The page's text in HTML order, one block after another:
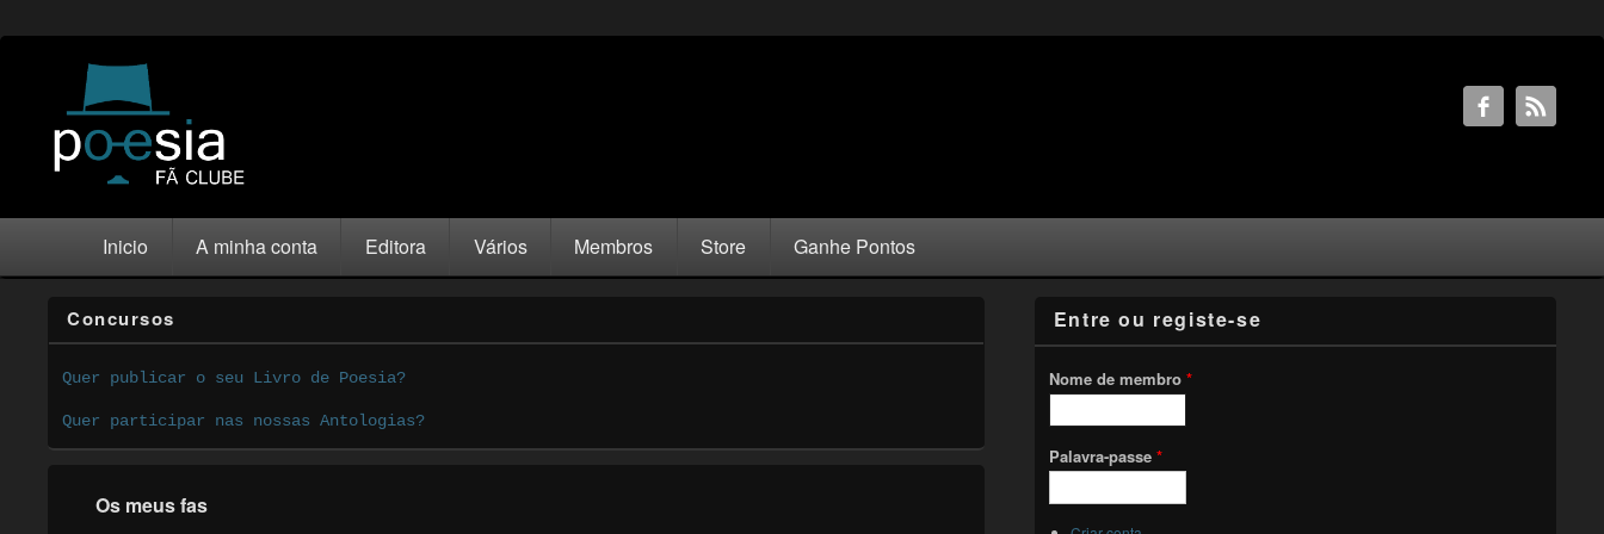
Inicio A minha conta Editora Vários Membros Store Ganhe Pontos
Concursos
Quer publicar o seu Livro de Poesia?
Quer participar nas nossas Antologias?
Os meus fas
Entre ou registe-se
Nome de membro *
Palavra-passe *